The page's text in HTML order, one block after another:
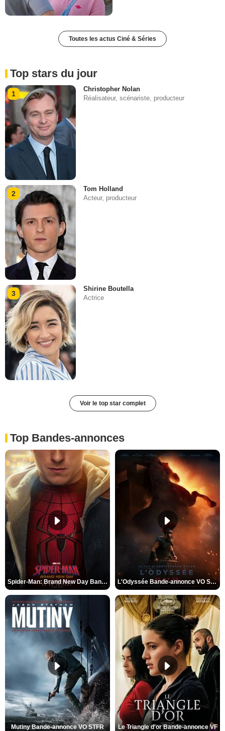
Toutes les actus Ciné & Séries
Top stars du jour
1
Christopher Nolan
Réalisateur, scénariste, producteur
2
Tom Holland
Acteur, producteur
3
Shirine Boutella
Actrice
Voir le top star complet
Top Bandes-annonces
Spider-Man: Brand New Day Bande-annonce VO STFR L'Odyssée Bande-annonce VO STFR
Mutiny Bande-annonce VO STFR Le Triangle d'or Bande-annonce VF